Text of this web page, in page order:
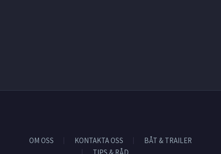
OM OSS KONTAKTA OSS
BÅT & TRAILER